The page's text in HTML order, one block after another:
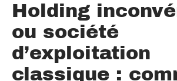
Holding
ou société
d’exploitation
classique :